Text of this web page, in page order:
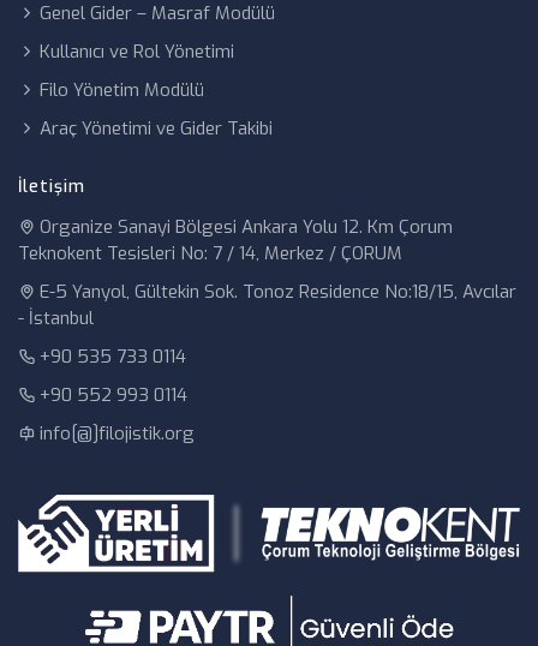
Genel Gider – Masraf Modülü
Kullanıcı ve Rol Yönetimi
Filo Yönetim Modülü
Araç Yönetimi ve Gider Takibi
İletişim
Organize Sanayi Bölgesi Ankara Yolu 12. Km Çorum
Teknokent Tesisleri No: 7 / 14, Merkez / ÇORUM
E-5 Yanyol, Gültekin Sok. Tonoz Residence No:18/15, Avcılar
- İstanbul
+90 535 733 0114
+90 552 993 0114
info[@]filojistik.org